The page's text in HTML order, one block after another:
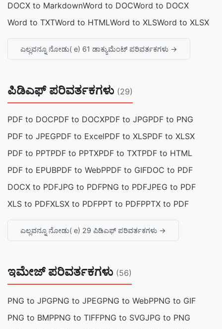
DOCX to MarkdownWord to DOCWord to DOCX
Word to TXTWord to HTMLWord to XLSWord to XLSX
ಎಲ್ಲವನ್ನೂ ನೋಡು( e) 61 ಡಾಕ್ಯುಮೆಂಟ್ ಪರಿವರ್ತಕಗಳು →
ಪಿಡಿಎಫ್ ಪರಿವರ್ತಕಗಳು (29)
PDF to DOCPDF to DOCXPDF to JPGPDF to PNG
PDF to JPEGPDF to ExcelPDF to XLSPDF to XLSX
PDF to PPTPDF to PPTXPDF to TXTPDF to HTML
PDF to EPUBPDF to WebPPDF to GIFDOC to PDF
DOCX to PDFJPG to PDFPNG to PDFJPEG to PDF
XLS to PDFXLSX to PDFPPT to PDFPPTX to PDF
ಎಲ್ಲವನ್ನೂ ನೋಡು( e) 29 ಪಿಡಿಎಫ್ ಪರಿವರ್ತಕಗಳು →
ಇಮೇಜ್ ಪರಿವರ್ತಕಗಳು (56)
PNG to JPGPNG to JPEGPNG to WebPPNG to GIF
PNG to BMPPNG to TIFFPNG to SVGJPG to PNG